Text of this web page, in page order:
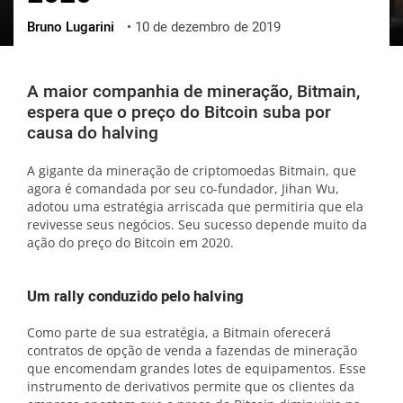
ქართული
Bruno Lugarini • 10 de dezembro de 2019
A maior companhia de mineração, Bitmain,
espera que o preço do Bitcoin suba por
causa do halving
A gigante da mineração de criptomoedas Bitmain, que
agora é comandada por seu co-fundador, Jihan Wu,
adotou uma estratégia arriscada que permitiria que ela
revivesse seus negócios. Seu sucesso depende muito da
ação do preço do Bitcoin em 2020.
Um rally conduzido pelo halving
Como parte de sua estratégia, a Bitmain oferecerá
contratos de opção de venda a fazendas de mineração
que encomendam grandes lotes de equipamentos. Esse
instrumento de derivativos permite que os clientes da